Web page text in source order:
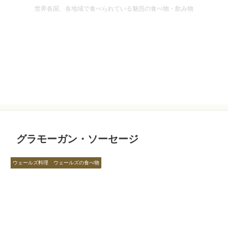
世界各国、各地域で食べられている魅惑の食べ物・飲み物
グラモーガン・ソーセージ
ウェールズ料理 ウェールズの食べ物